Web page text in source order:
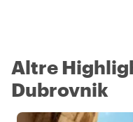
Altre
Dubrovnik